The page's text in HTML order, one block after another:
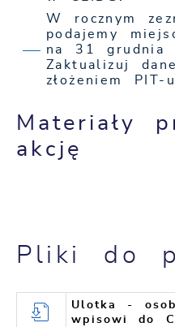
W rocznym
podajemy
na 31 grudnia
Zaktualizuj
złożeniem PIT-
Materiały
akcję
Pliki do
Ulotka -
wpisowi do